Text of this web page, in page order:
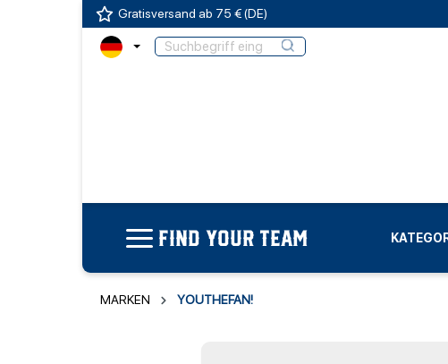
Gratisversand ab 75 € (DE)
FIND YOUR TEAM
MARKEN YOUTHEFAN!